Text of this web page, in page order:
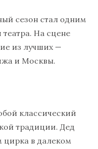
сезон стал одним
На сцене
из лучших —
и Москвы.
классический
традиции. Дед
цирка в далеком